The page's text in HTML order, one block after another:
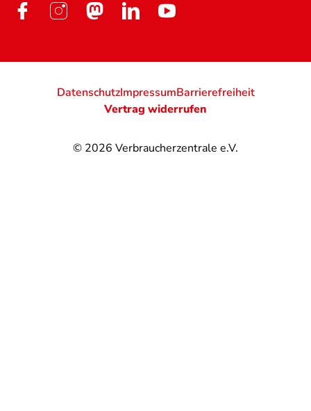
© 2026 Verbraucherzentrale e.V.
DatenschutzImpressumBarrierefreiheit
Vertrag widerrufen